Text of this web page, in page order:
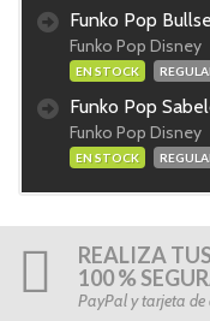
Funko Pop
Funko Pop Disney
EN STOCK
Funko Pop
Funko Pop Disney
EN STOCK
REALIZA
100 %
PayPal y tarjeta de